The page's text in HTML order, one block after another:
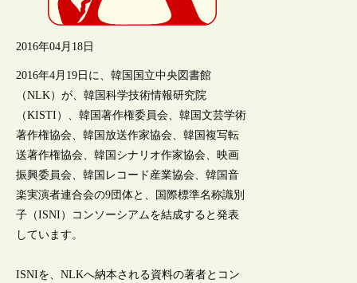
2016年04月18日
2016年4月19日に、韓国国立中央図書館
（NLK）が、韓国科学技術情報研究院
（KISTI）、韓国著作権委員会、韓国文芸学術
著作権協会、韓国放送作家協会、韓国複写転
送著作権協会、韓国シナリオ作家協会、映画
振興委員会、韓国レコード産業協会、韓国音
楽実演者連合会の9団体と、国際標準名称識別
子（ISNI）コンソーシアムを結成すると発表
しています。
ISNIを、NLKへ納本される資料の著者とコン